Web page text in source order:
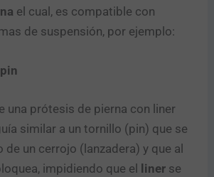
el cual, es compatible con
de suspensión, por ejemplo:
una prótesis de pierna con liner
similar a un tornillo (pin) que se
un cerrojo (lanzadera) y que al
impidiendo que el liner se